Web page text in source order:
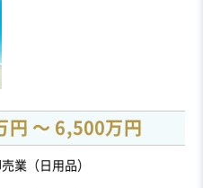
円 〜 6,500万円
業（日用品）